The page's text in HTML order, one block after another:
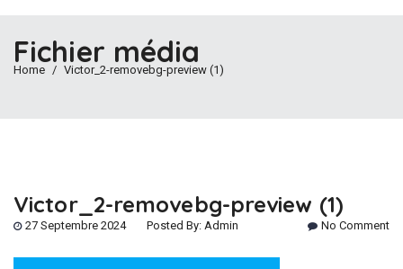
Fichier média
Home Victor_2-removebg-preview (1)
Victor_2-removebg-preview (1)
27 Septembre 2024 Posted By: Admin No Comment